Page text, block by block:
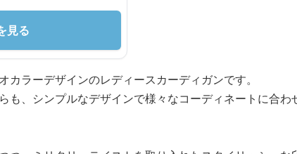
見る
カラーデザインのレディースカーディガンです。
も、シンプルなデザインで様々なコーディネートに合わ